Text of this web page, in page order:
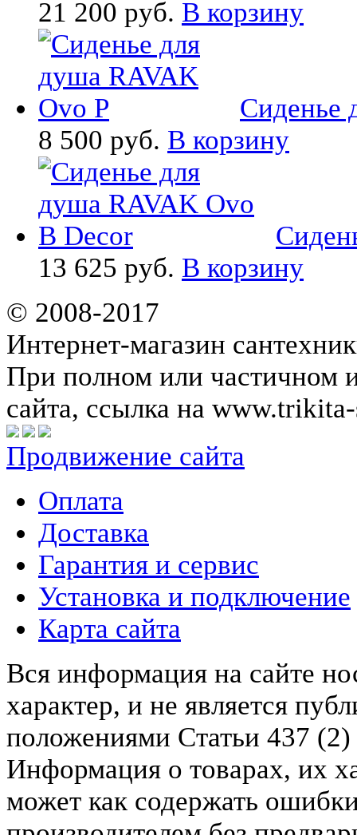
21 200 руб. В корзину
Сиденье
8 500 руб. В корзину
13 625 руб. В корзину
© 2008-2017
Интернет-магазин
При полном или частичном
сайта, ссылка на
Продвижение сайта
Оплата
Доставка
Гарантия и сервис
Установка и подключение
Карта сайта
Вся информация на сайте
характер, и не является
положениями Статьи 437
Информация о товарах, их
может как содержать